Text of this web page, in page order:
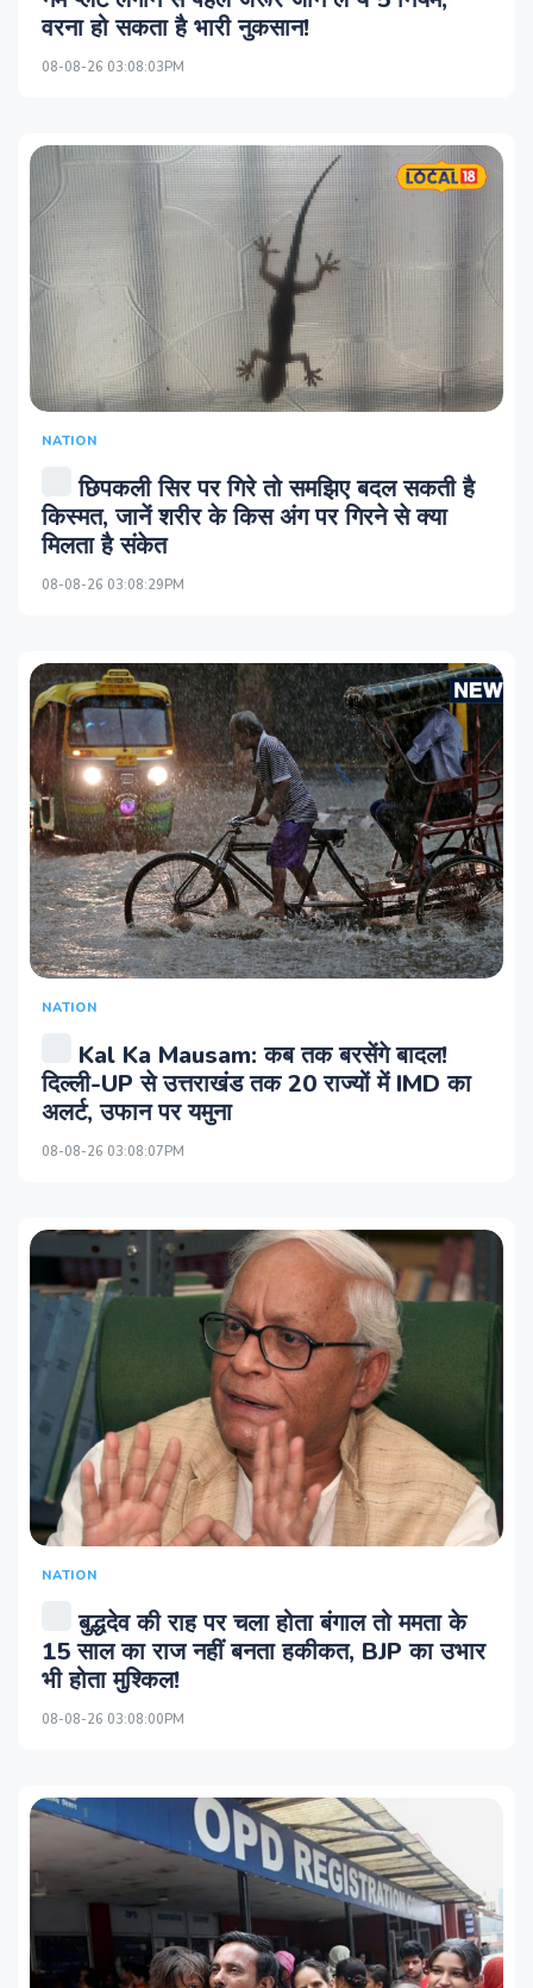
वरना हो सकता है भारी नुकसान!
08-08-26 03:08:03PM
NATION
छिपकली सिर पर गिरे तो समझिए बदल सकती है
किस्मत, जानें शरीर के किस अंग पर गिरने से क्या
मिलता है संकेत
08-08-26 03:08:29PM
NATION
Kal Ka Mausam: कब तक बरसेंगे बादल!
दिल्ली-UP से उत्तराखंड तक 20 राज्यों में IMD का
अलर्ट, उफान पर यमुना
08-08-26 03:08:07PM
NATION
बुद्धदेव की राह पर चला होता बंगाल तो ममता के
15 साल का राज नहीं बनता हकीकत, BJP का उभार
भी होता मुश्किल!
08-08-26 03:08:00PM